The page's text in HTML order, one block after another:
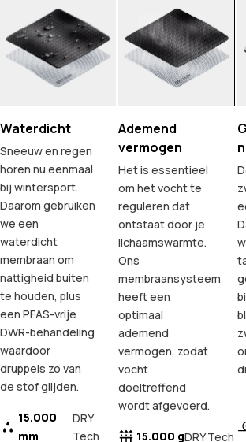
Waterdicht
Sneeuw en regen
horen nu eenmaal
bij wintersport.
Daarom gebruiken
we een
waterdicht
membraan om
nattigheid buiten
te houden, plus
een PFAS-vrije
DWR-behandeling
waardoor
druppels zo van
de stof glijden.
15.000
mm
DRY
Tech
Ademend
vermogen
Het is essentieel
om het vocht te
reguleren dat
ontstaat door je
lichaamswarmte.
Ons
membraansysteem
heeft een
optimaal
ademend
vermogen, zodat
vocht
doeltreffend
wordt afgevoerd.
15.000 gDRY Tech